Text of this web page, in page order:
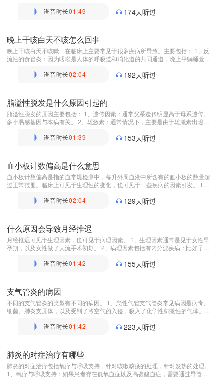
统疾病的肿瘤可以起到一定的根治肿瘤、姑息减症、联合抗肿瘤治疗的作用。一
性肿瘤，比如肺小细胞癌、恶性淋巴瘤、白血病等。通常还可以用于有转移的中
晚期的肿瘤，不良反应主要是由胃肠道的刺激、脱发、骨髓抑制等。
语音时长01:49 174人听过
晚上干咳白天不咳怎么回事
晚上干咳白天不咳嗽，在临床上主要常见于很多疾病所导致。主要包括： 1、反
流性的食管炎：因为咽喉是人体的呼吸道和消化道的共同通道，晚上平躺睡觉的
甚至通过咽喉部到气道，直到支气管，引起干性咳嗽的症状。白天起床之后返流
间睡觉平躺时有大量的血液回流到肺部，引起肺部瘀血的加重，加重心脏负荷引
起心功能衰竭，会出现刺激性的咳嗽。
语音时长02:04 192人听过
脂溢性脱发是什么原因引起的
脂溢性脱发的原因主要包括： 1、遗传因素：通常父系遗传明显高于母系遗传。
多个易感基因与本病有关。 2、雄激素：通常情况下，主要是由于雄激素出现分
在多种生长因子和细胞因子。其中转化生长因子可以引起毛囊周围纤维化导致细
脱发的出现。
语音时长01:39 153人听过
血小板计数偏高是什么意思
血小板计数偏高是指的血常规检测中，每升外周血液中所含有的血小板的数量超
过正常范围。临床上可见于生理性的变化，也可见于一些疾病的因素引发。 1、
午后会升高。人体在剧烈运动的过程中，也可能会出现组织的细微的损伤，从而
数会偏高。有一些原发疾病，比如真性红细胞增多症、慢性髓系白血病、原发性
血小板增多症、原发性骨髓纤维化早期等。还有一些继发因素的疾病，比如缺铁
性贫血、急性感染、急性溶血、脾切除手术后，还有一些恶性肿瘤等。
语音时长02:04 129人听过
什么原因会导致月经推迟
月经推迟可见于生理因素，也可见于病理因素。 1、生理因素通常是见于女性早
孕期，以及女性做了人流手术初期。 2、病理因素包括有内分泌疾病：比如子宫
素血症。还有其他的一些慢性病，包括各种慢性肝炎，肺结核，以及肿瘤，都可
语音时长01:42 155人听过
支气管炎的病因
不同的支气管炎的类型有不同的病因。 1、急性气管支气管炎常见病因是病毒、
细菌、肺炎支原体，以及受到了冷空气的入侵，吸入了化学性刺激性的气体。还
素长期相互作用的结果，包括病原体如病毒、细菌、支原体、有害颗粒的吸入，
后的排斥反应、结缔组织疾病、病毒感染、肺孢子菌肺炎等引发。
语音时长01:42 223人听过
肺炎的对症治疗有哪些
肺炎的对症治疗包括氧疗与呼吸支持，针对咳嗽咳痰的处理，针对发热的处理。
1、氧疗与呼吸支持：如果患者存在低氧血症以及高碳酸血症，需要通过导管或